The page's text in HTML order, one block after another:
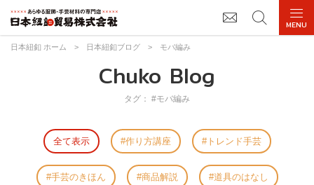
日本紐釦 ホーム > 日本紐釦ブログ > モバ編み
Chuko Blog
タグ： #モバ編み
全て表示 作り方講座 トレンド手芸
手芸のきほん 商品解説 道具のはなし